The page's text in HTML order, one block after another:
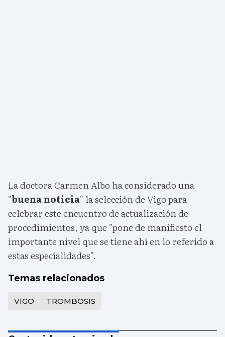
La doctora Carmen Albo ha considerado una
"buena noticia" la selección de Vigo para
celebrar este encuentro de actualización de
procedimientos, ya que "pone de manifiesto el
importante nivel que se tiene ahí en lo referido a
estas especialidades".
Temas relacionados
VIGO TROMBOSIS